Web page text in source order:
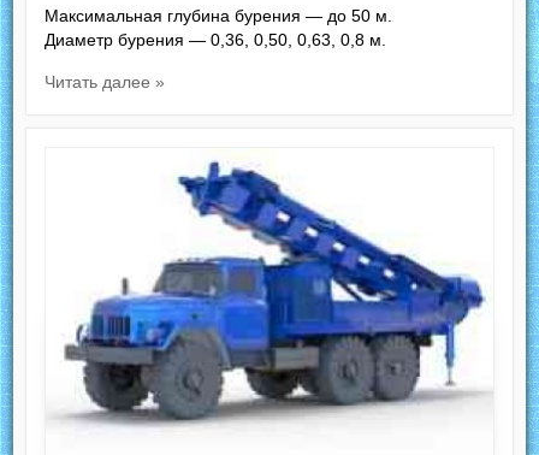
Максимальная глубина бурения — до 50 м.
Диаметр бурения — 0,36, 0,50, 0,63, 0,8 м.
Читать далее »